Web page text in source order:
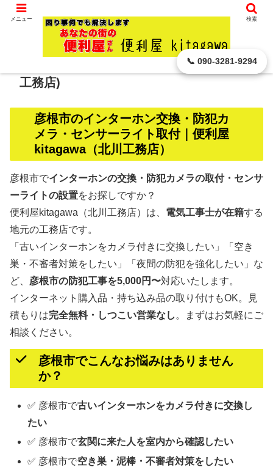
【彦根市】 防犯カメラ インターホン セン
サーライト 地元密着 便利屋kitagawa(北川
工務店)
彦根市のインターホン交換・防犯カ
メラ・センサーライト取付｜便利屋
kitagawa（北川工務店）
彦根市でインターホンの交換・防犯カメラの取付・センサ
ーライトの設置をお探しですか？
便利屋kitagawa（北川工務店）は、 電気工事士が在籍する
地元の工務店です。
「古いインターホンをカメラ付きに交換したい」「空き
巣・不審者対策をしたい」「夜間の防犯を強化したい」な
ど、 彦根市の防犯工事を5,000円〜対応いたします。
インターネット購入品・持ち込み品の取り付けもOK。見
積もりは完全無料・しつこい営業なし 。まずはお気軽にご
相談ください。
彦根市でこんなお悩みはありません
か？
✅ 彦根市で古いインターホンをカメラ付きに交換し
たい
✅ 彦根市で玄関に来た人を室内から確認したい
✅ 彦根市で空き巣・泥棒・不審者対策をしたい
メニュー 検索
📞 090-3281-9294